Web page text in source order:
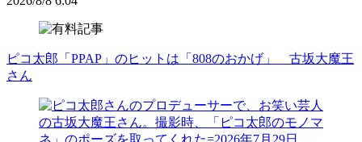
ピコ太郎「PPAP」のヒットは「808のおかげ」 古坂大魔王
さん